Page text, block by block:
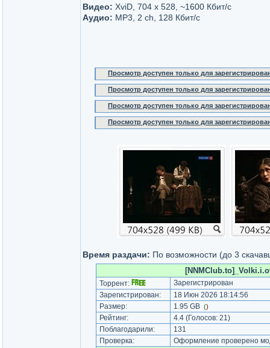
Видео: XviD, 704 x 528, ~1600 Кбит/с
Аудио: MP3, 2 ch, 128 Кбит/с
Просмотр доступен только для
Просмотр доступен только для
Просмотр доступен только для
Просмотр доступен только для
Время раздачи: По возможности (до 3
Торрент:
Зарегистрирован
Зарегистрирован:
18 Июн 2026 18:14:56
Размер:
1.95 GB ()
Рейтинг: 4.4(Голосов: 21)
Поблагодарили:
131
Проверка:
Оформление проверено